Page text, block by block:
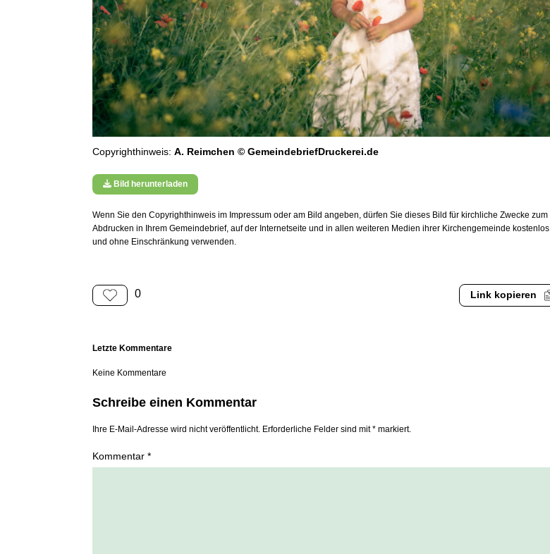
Copyrighthinweis:A. Reimchen © GemeindebriefDruckerei.de
Bild herunterladen
Wenn Sie den Copyrighthinweis im Impressum oder am Bild angeben, dürfen Sie dieses Bild für kirchliche Zwecke zum
Abdrucken in Ihrem Gemeindebrief, auf der Internetseite und in allen weiteren Medien ihrer Kirchengemeinde kostenlos
und ohne Einschränkung verwenden.
0 Link kopieren
Letzte Kommentare
Keine Kommentare
Schreibe einen Kommentar
Ihre E-Mail-Adresse wird nicht veröffentlicht. Erforderliche Felder sind mit * markiert.
Kommentar *